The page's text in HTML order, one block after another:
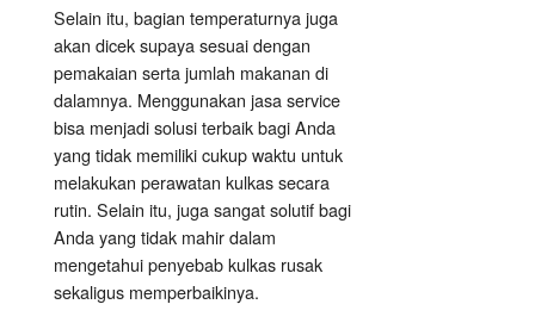
Selain itu, bagian temperaturnya juga
akan dicek supaya sesuai dengan
pemakaian serta jumlah makanan di
dalamnya. Menggunakan jasa service
bisa menjadi solusi terbaik bagi Anda
yang tidak memiliki cukup waktu untuk
melakukan perawatan kulkas secara
rutin. Selain itu, juga sangat solutif bagi
Anda yang tidak mahir dalam
mengetahui penyebab kulkas rusak
sekaligus memperbaikinya.